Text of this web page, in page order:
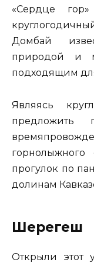
«Сердце
Домбай
природой и
подходящим
Являясь
предложить
прогулок по
долинам
Шерегеш
Открыли этот